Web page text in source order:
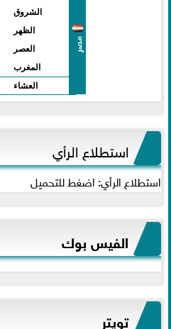
مصر
الشروق
الظهر
العصر
المغرب
العشاء
استطلاع الرأي
استطلاع الرأي: اضغط للتحميل
الفيس بوك
تويتر